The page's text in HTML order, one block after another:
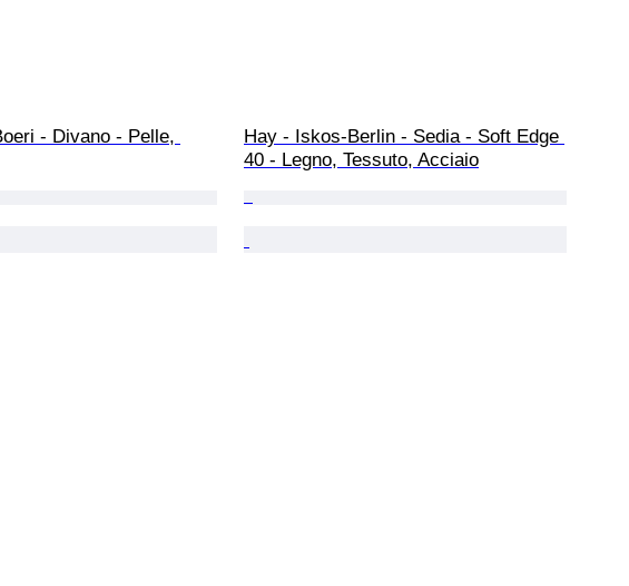
- Divano - Pelle,
Hay - Iskos-Berlin - Sedia - Soft Edge
40 - Legno, Tessuto, Acciaio